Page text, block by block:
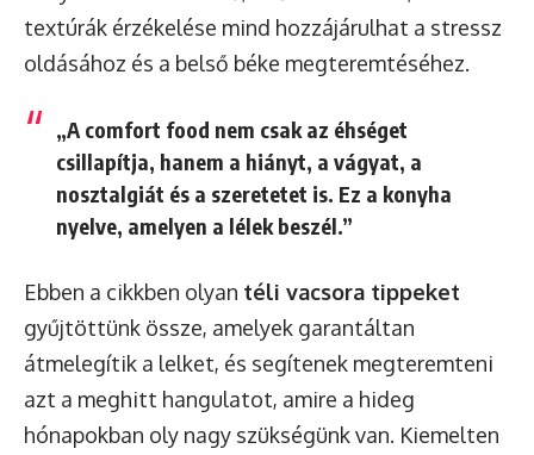
textúrák érzékelése mind hozzájárulhat a stressz
oldásához és a belső béke megteremtéséhez.
„A comfort food nem csak az éhséget
csillapítja, hanem a hiányt, a vágyat, a
nosztalgiát és a szeretetet is. Ez a konyha
nyelve, amelyen a lélek beszél.”
Ebben a cikkben olyan téli vacsora tippeket
gyűjtöttünk össze, amelyek garantáltan
átmelegítik a lelket, és segítenek megteremteni
azt a meghitt hangulatot, amire a hideg
hónapokban oly nagy szükségünk van. Kiemelten